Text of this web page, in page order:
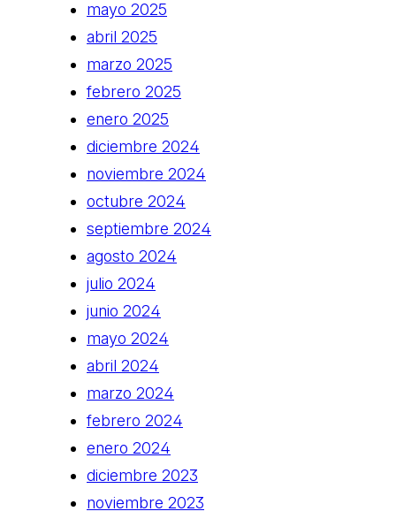
mayo 2025
abril 2025
marzo 2025
febrero 2025
enero 2025
diciembre 2024
noviembre 2024
octubre 2024
septiembre 2024
agosto 2024
julio 2024
junio 2024
mayo 2024
abril 2024
marzo 2024
febrero 2024
enero 2024
diciembre 2023
noviembre 2023